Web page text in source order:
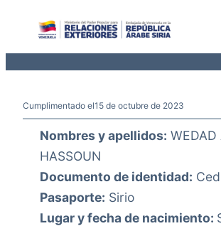
Cumplimentado el15 de octubre de 2023
Nombres y apellidos: WEDAD
HASSOUN
Documento de identidad:
Pasaporte: Sirio
Lugar y fecha de nacimiento: